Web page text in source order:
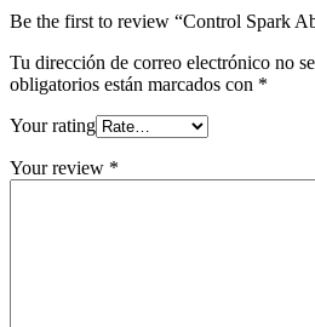
Be the first to review “Control Spark
Tu dirección de correo electrónico no
obligatorios están marcados con *
Your rating
Your review *